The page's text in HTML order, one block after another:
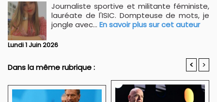
Journaliste sportive et militante féministe,
lauréate de l'ISIC. Dompteuse de mots, je
jongle avec... En savoir plus sur cet auteur
Lundi 1 Juin 2026
Dans la même rubrique : < >